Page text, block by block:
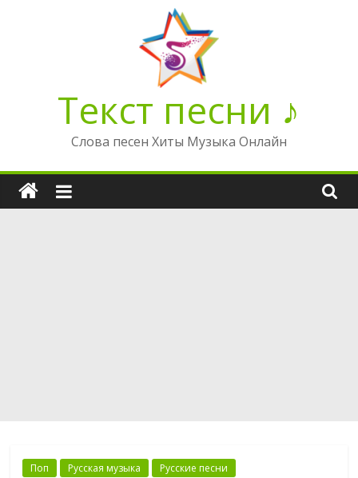
Текст песни ♪
Слова песен Хиты Музыка Онлайн
Поп Русская музыка Русские песни